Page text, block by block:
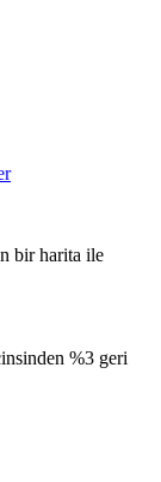
bir harita ile
%3 geri